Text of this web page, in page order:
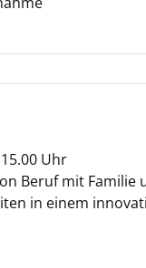
Uhr
Beruf mit Familie
in einem